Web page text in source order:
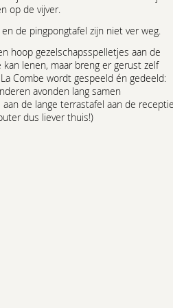
op de vijver.
de pingpongtafel zijn niet ver weg.
hoop gezelschapsspelletjes aan de
lenen, maar breng er gerust zelf
Combe wordt gespeeld én gedeeld:
avonden lang samen
de lange terrastafel aan de
dus liever thuis!)